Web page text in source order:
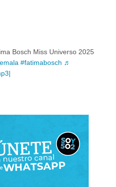
Bosch Miss Universo 2025
#fatimabosch ♬